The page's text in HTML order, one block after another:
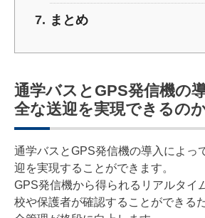
まとめ
通学バスとGPS発信機の
全な送迎を実現できるの
通学バスとGPS発信機の導入によっ
迎を実現することができます。
GPS発信機から得られるリアルタイ
校や保護者が確認することができる